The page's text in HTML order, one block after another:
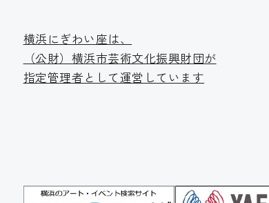
横浜にぎわい座は、
（公財）横浜市芸術文化振興財団が
指定管理者として運営しています